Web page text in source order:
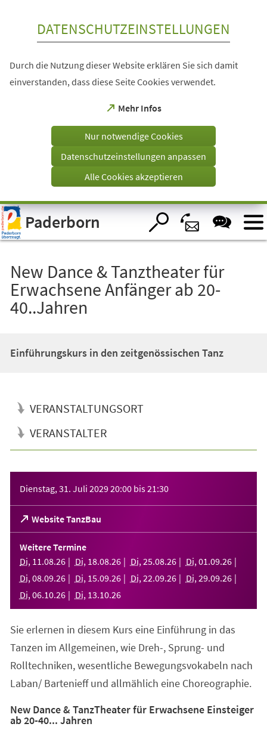
Visuelle
Assistenzsoftware
öffnen.
DATENSCHUTZEINSTELLUNGEN
Durch die Nutzung dieser Website erklären Sie sich damit
einverstanden, dass diese Seite Cookies verwendet.
Mehr Infos
(Öffnet
einem
Tab)
Nur notwendige Cookies
Datenschutzeinstellungen anpassen
Alle Cookies akzeptieren
Paderborn
New Dance & Tanztheater für
Erwachsene Anfänger ab 20-
40..Jahren
Einführungskurs in den zeitgenössischen Tanz
VERANSTALTUNGSORT
VERANSTALTER
Dienstag, 31. Juli 202920:00 bis21:30
Website TanzBau
(Öffnet
in
einem
neuen
Tab)
Weitere Termine
Di, 11 .08.26 Di, 18.08.26 Di, 25.08.26 Di, 01 .09.26
Di, 08.09.26 Di, 15.09.26 Di, 22.09.26 Di, 29.09.26
Di, 06.10.26 Di, 13.10.26
Sie erlernen in diesem Kurs eine Einführung in das
Tanzen im Allgemeinen, wie Dreh-, Sprung- und
Rolltechniken, wesentliche Bewegungsvokabeln nach
Laban/ Bartenieff und allmählich eine Choreographie.
New Dance & TanzTheater für Erwachsene Einsteiger
ab 20-40... Jahren